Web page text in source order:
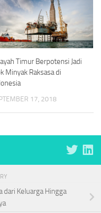
Timur Berpotensi Jadi
Minyak Raksasa di
17, 2018
dari Keluarga Hingga